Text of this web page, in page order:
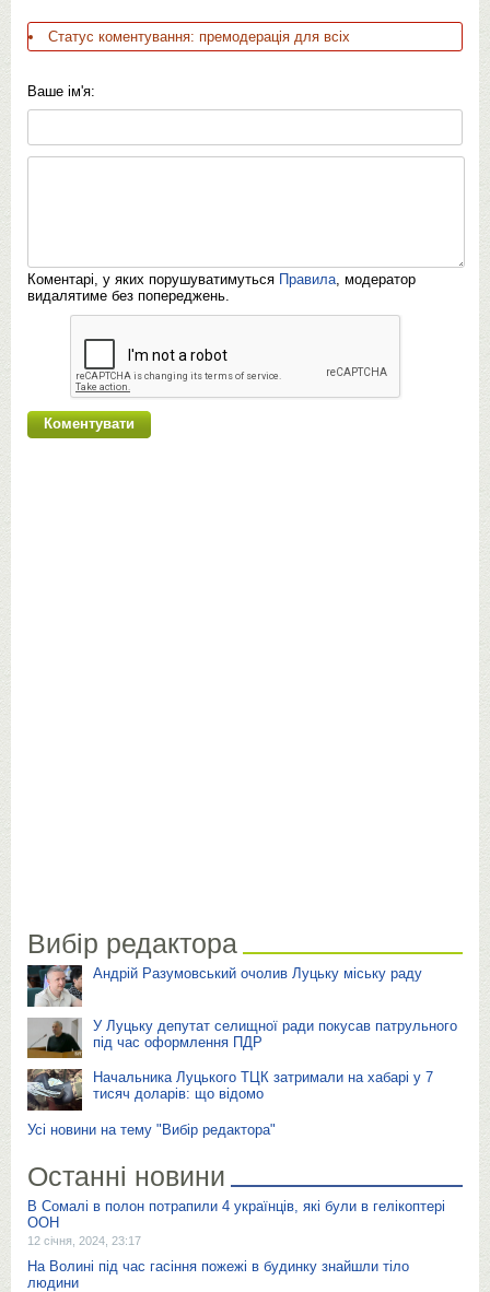
Статус коментування: премодерація для всіх
Ваше ім'я:
Коментарі, у яких порушуватимуться Правила, модератор
видалятиме без попереджень.
Вибір редактора
Андрій Разумовський очолив Луцьку міську раду
У Луцьку депутат селищної ради покусав патрульного
під час оформлення ПДР
Начальника Луцького ТЦК затримали на хабарі у 7
тисяч доларів: що відомо
Усі новини на тему "Вибір редактора"
Останні новини
В Сомалі в полон потрапили 4 українців, які були в гелікоптері
ООН
12 січня, 2024, 23:17
На Волині під час гасіння пожежі в будинку знайшли тіло
людини